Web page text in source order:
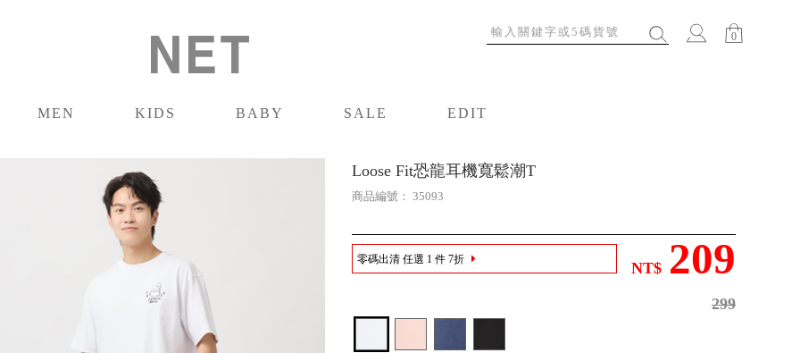
0
MEN
KIDS
BABY
SALE
EDIT
Loose Fit恐龍耳機寬鬆潮T
商品編號： 35093
零碼出清 任選 1 件 7折
NT$ 209
299